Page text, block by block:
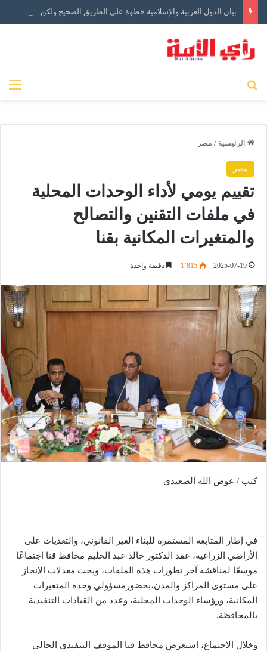
بيان الدول العربية والإسلامية خطوة على الطريق الصحيح ولكن…
الرئيسية / مصر
مصر
تقييم يومي لأداء الوحدات المحلية
في ملفات التقنين والتصالح
والمتغيرات المكانية بقنا
2025-07-19 1٬815 دقيقة واحدة
كتب / عوض الله الصعيدي
في إطار المتابعة المستمرة للبناء الغير القانوني، والتعديات على
الأراضي الزراعية، عقد الدكتور خالد عبد الحليم محافظ قنا اجتماعًا
موسعًا لمناقشة آخر تطورات هذه الملفات، وبحث معدلات الإنجاز
على مستوى المراكز والمدن،بحضورمسؤولي وحدة المتغيرات
المكانية، ورؤساء الوحدات المحلية، وعدد من القيادات التنفيذية
بالمحافظة.
وخلال الاجتماع، استعرض محافظ قنا الموقف التنفيذي الحالي